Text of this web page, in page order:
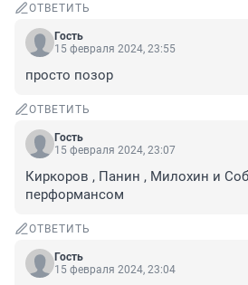
ОТВЕТИТЬ
Гость
15 февраля 2024, 23:55
просто позор
ОТВЕТИТЬ
Гость
15 февраля 2024, 23:07
Киркоров , Панин , Милохин и
перформансом
ОТВЕТИТЬ
Гость
15 февраля 2024, 23:04